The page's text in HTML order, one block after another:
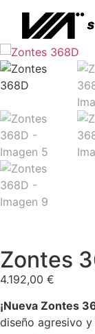
Zontes
4.192,00 €
¡Nueva Zontes
diseño agresivo